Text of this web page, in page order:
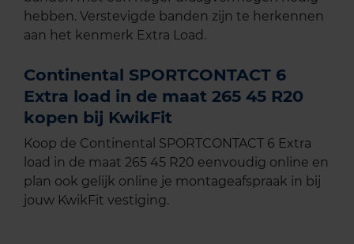
hebben. Verstevigde banden zijn te herkennen
aan het kenmerk Extra Load.
Continental SPORTCONTACT 6
Extra load in de maat 265 45 R20
kopen bij KwikFit
Koop de Continental SPORTCONTACT 6 Extra
load in de maat 265 45 R20 eenvoudig online en
plan ook gelijk online je montageafspraak in bij
jouw KwikFit vestiging.